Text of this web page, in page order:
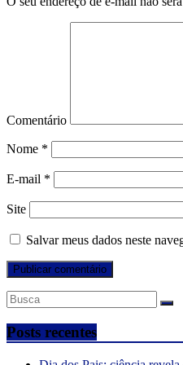
Comentário
Nome *
E-mail *
Site
Salvar meus dados neste
Posts recentes